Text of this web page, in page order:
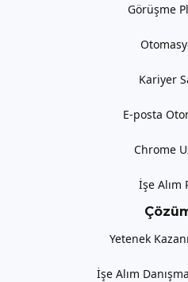
Görüşme
Kariyer
E-posta
Chrome
İşe Alım
Yetenek
İşe Alım